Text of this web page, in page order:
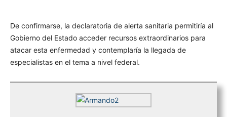
De confirmarse, la declaratoria de alerta sanitaria permitiría al
Gobierno del Estado acceder recursos extraordinarios para
atacar esta enfermedad y contemplaría la llegada de
especialistas en el tema a nivel federal.